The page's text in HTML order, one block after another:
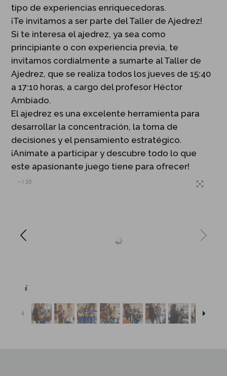
tipo de experiencias enriquecedoras.
¡Te invitamos a ser parte del Taller de Ajedrez!
Si te interesa el ajedrez, ya sea como
principiante o con experiencia previa, te
invitamos cordialmente a sumarte al Taller de
Ajedrez, que se realiza todos los jueves de 15:40
a 17:10 horas, a cargo del profesor Héctor
Ambiado.
El ajedrez es una excelente herramienta para
desarrollar la concentración, la toma de
decisiones y el pensamiento estratégico.
¡Anímate a participar y descubre todo lo que
este apasionante juego tiene para ofrecer!
– / 10